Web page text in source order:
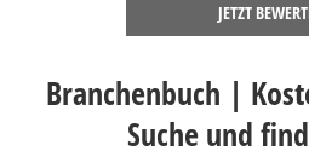
JETZT
Branchenbuch |
Suche und